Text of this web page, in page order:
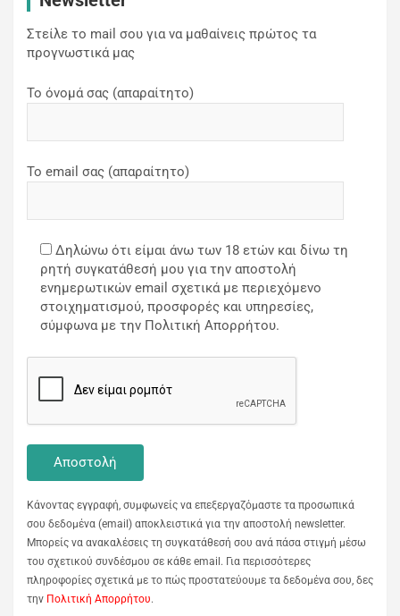
Στείλε το mail σου για να μαθαίνεις πρώτος τα
προγνωστικά μας
Το όνομά σας (απαραίτητο)
Το email σας (απαραίτητο)
Δηλώνω ότι είμαι άνω των 18 ετών και δίνω τη
ρητή συγκατάθεσή μου για την αποστολή
ενημερωτικών email σχετικά με περιεχόμενο
στοιχηματισμού, προσφορές και υπηρεσίες,
σύμφωνα με την Πολιτική Απορρήτου.
Κάνοντας εγγραφή, συμφωνείς να επεξεργαζόμαστε τα προσωπικά
σου δεδομένα (email) αποκλειστικά για την αποστολή newsletter.
Μπορείς να ανακαλέσεις τη συγκατάθεσή σου ανά πάσα στιγμή μέσω
του σχετικού συνδέσμου σε κάθε email. Για περισσότερες
πληροφορίες σχετικά με το πώς προστατεύουμε τα δεδομένα σου, δες
την Πολιτική Απορρήτου.